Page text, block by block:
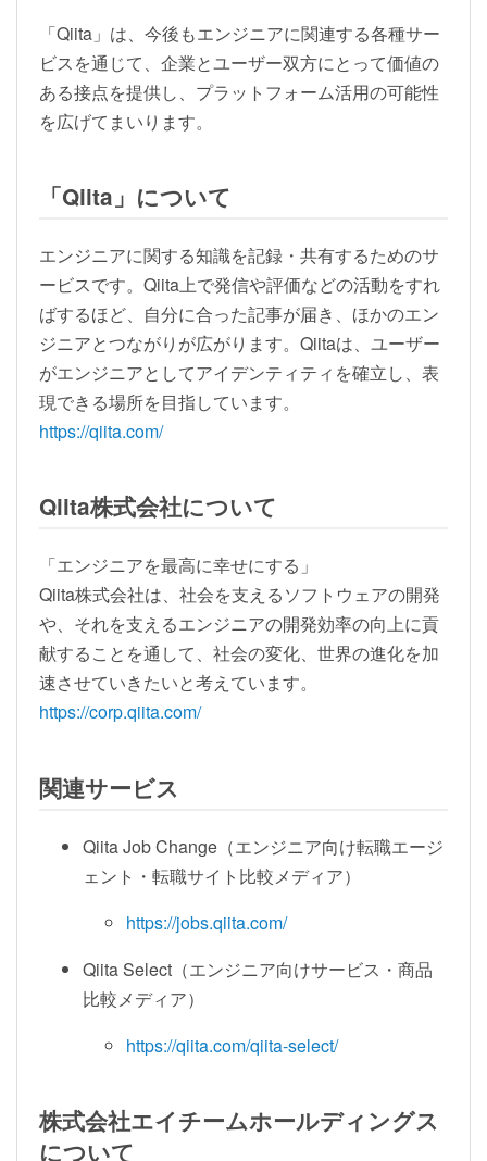
「Qiita」は、今後もエンジニアに関連する各種サー
ビスを通じて、企業とユーザー双方にとって価値の
ある接点を提供し、プラットフォーム活用の可能性
を広げてまいります。
「Qiita」について
エンジニアに関する知識を記録・共有するためのサ
ービスです。Qiita上で発信や評価などの活動をすれ
ばするほど、自分に合った記事が届き、ほかのエン
ジニアとつながりが広がります。Qiitaは、ユーザー
がエンジニアとしてアイデンティティを確立し、表
現できる場所を目指しています。
https://qiita.com/
Qiita株式会社について
「エンジニアを最高に幸せにする」
Qiita株式会社は、社会を支えるソフトウェアの開発
や、それを支えるエンジニアの開発効率の向上に貢
献することを通して、社会の変化、世界の進化を加
速させていきたいと考えています。
https://corp.qiita.com/
関連サービス
Qiita Job Change（エンジニア向け転職エージ
ェント・転職サイト比較メディア）
https://jobs.qiita.com/
Qiita Select（エンジニア向けサービス・商品
比較メディア）
https://qiita.com/qiita-select/
株式会社エイチームホールディングス
について